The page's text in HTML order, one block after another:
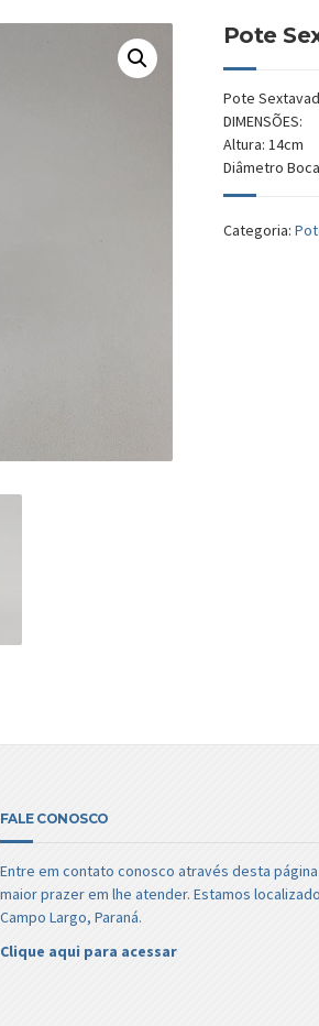
Pote
Pote
DIMENSÕES:
Altura: 14cm
Diâmetro
Categoria:
FALE CONOSCO
Entre em contato conosco através desta
maior prazer em lhe atender. Estamos
Campo Largo, Paraná.
Clique aqui para acessar